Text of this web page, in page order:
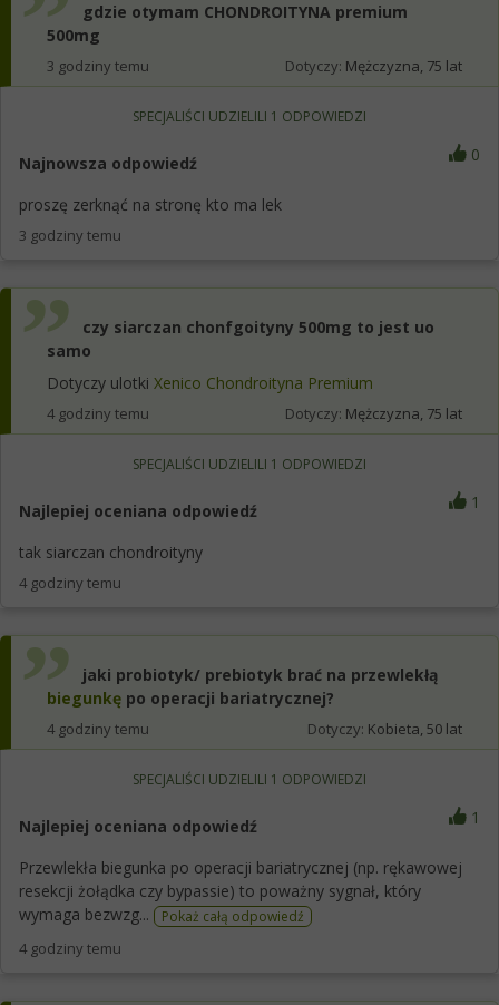
gdzie otymam CHONDROITYNA premium
500mg
3 godziny temu Dotyczy: Mężczyzna, 75 lat
SPECJALIŚCI UDZIELILI 1 ODPOWIEDZI
Najnowsza odpowiedź 0
proszę zerknąć na stronę kto ma lek
3 godziny temu
czy siarczan chonfgoityny 500mg to jest uo
samo
Dotyczy ulotki Xenico Chondroityna Premium
4 godziny temu Dotyczy: Mężczyzna, 75 lat
SPECJALIŚCI UDZIELILI 1 ODPOWIEDZI
Najlepiej oceniana odpowiedź 1
tak siarczan chondroityny
4 godziny temu
jaki probiotyk/ prebiotyk brać na przewlekłą
biegunkę po operacji bariatrycznej?
4 godziny temu Dotyczy: Kobieta, 50 lat
SPECJALIŚCI UDZIELILI 1 ODPOWIEDZI
Najlepiej oceniana odpowiedź 1
Przewlekła biegunka po operacji bariatrycznej (np. rękawowej
resekcji żołądka czy bypassie) to poważny sygnał, który
wymaga bezwzg...
Pokaż całą odpowiedź
4 godziny temu